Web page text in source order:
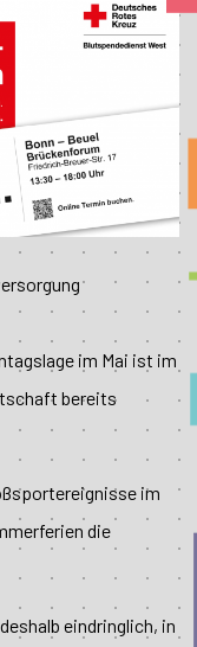
im Mai ist im
bereits
im
die
eindringlich, in